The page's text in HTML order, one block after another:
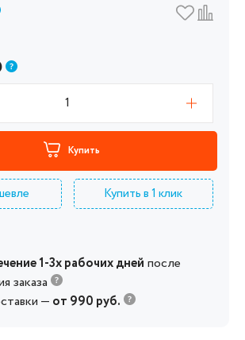
1
Купить
Купить в 1 клик
1-3х рабочих дней после
заказа
— от 990 руб.